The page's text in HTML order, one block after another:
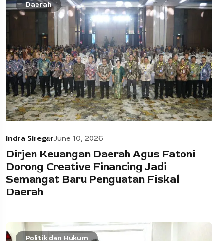
Daerah
Indra SiregarJune 10, 2026
Dirjen Keuangan Daerah Agus Fatoni
Dorong Creative Financing Jadi
Semangat Baru Penguatan Fiskal
Daerah
Politik dan Hukum